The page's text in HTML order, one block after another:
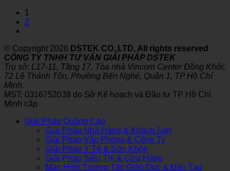
1
2
© Copyright 2026 DSTEK CO.,LTD, All rights reserved
CÔNG TY TNHH TƯ VẤN GIẢI PHÁP DSTEK
Trụ sở: L17-11, Tầng 17, Tòa nhà Vincom Center Đồng Khởi,
72 Lê Thánh Tôn, Phường Bến Nghé, Quận 1, TP Hồ Chí
Minh.
MST: 0316752038 do Sở Kế hoạch và Đầu tư TP Hồ Chí
Minh cấp
Giải Pháp Quảng Cáo
Giải Pháp Nhà Hàng & Khách Sạn
Giải Pháp Văn Phòng & Công Ty
Giải Pháp Y Tế & Sức Khỏe
Giải Pháp Siêu Thị & Cửa Hàng
Màn Hình Tương Tác Giáo Dục & Đào Tạo